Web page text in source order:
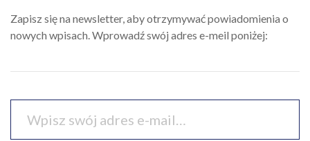
Zapisz się na newsletter, aby otrzymywać powiadomienia o
nowych wpisach. Wprowadź swój adres e-meil poniżej: